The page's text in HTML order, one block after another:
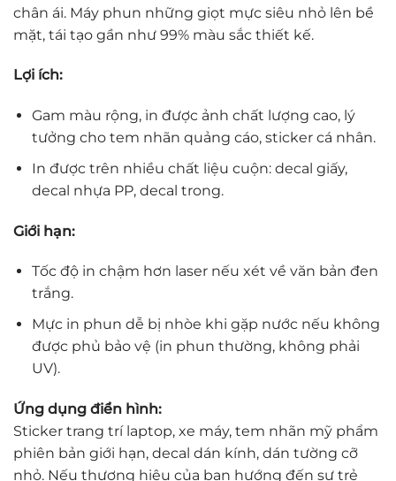
chân ái. Máy phun những giọt mực siêu nhỏ lên bề
mặt, tái tạo gần như 99% màu sắc thiết kế.
Lợi ích:
Gam màu rộng, in được ảnh chất lượng cao, lý
tưởng cho tem nhãn quảng cáo, sticker cá nhân.
In được trên nhiều chất liệu cuộn: decal giấy,
decal nhựa PP, decal trong.
Giới hạn:
Tốc độ in chậm hơn laser nếu xét về văn bản đen
trắng.
Mực in phun dễ bị nhòe khi gặp nước nếu không
được phủ bảo vệ (in phun thường, không phải
UV).
Ứng dụng điển hình:
Sticker trang trí laptop, xe máy, tem nhãn mỹ phẩm
phiên bản giới hạn, decal dán kính, dán tường cỡ
nhỏ. Nếu thương hiệu của bạn hướng đến sự trẻ